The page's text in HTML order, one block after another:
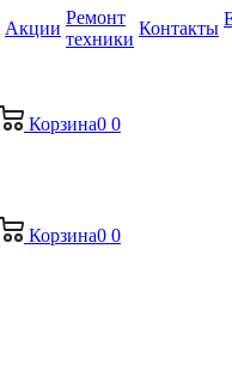
Акции
Ремонт
техники
Контакты
Корзина0 0
Корзина0 0